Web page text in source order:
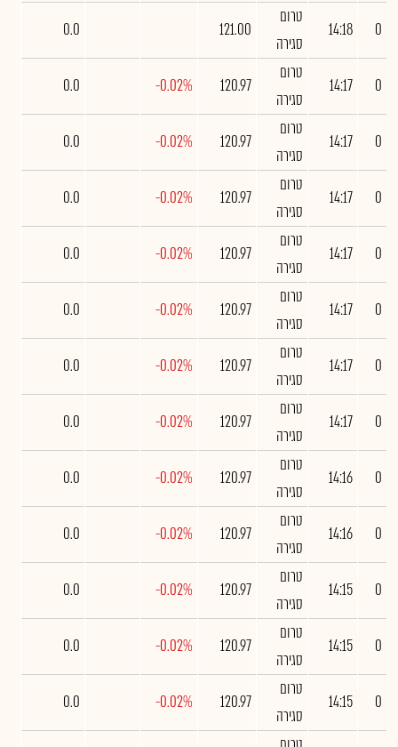
0
14:18
טרום
סגירה
121.00
0.0
0
14:17
טרום
סגירה
120.97
-0.02%
0.0
0
14:17
טרום
סגירה
120.97
-0.02%
0.0
0
14:17
טרום
סגירה
120.97
-0.02%
0.0
0
14:17
טרום
סגירה
120.97
-0.02%
0.0
0
14:17
טרום
סגירה
120.97
-0.02%
0.0
0
14:17
טרום
סגירה
120.97
-0.02%
0.0
0
14:17
טרום
סגירה
120.97
-0.02%
0.0
0
14:16
טרום
סגירה
120.97
-0.02%
0.0
0
14:16
טרום
סגירה
120.97
-0.02%
0.0
0
14:15
טרום
סגירה
120.97
-0.02%
0.0
0
14:15
טרום
סגירה
120.97
-0.02%
0.0
0
14:15
טרום
סגירה
120.97
-0.02%
0.0